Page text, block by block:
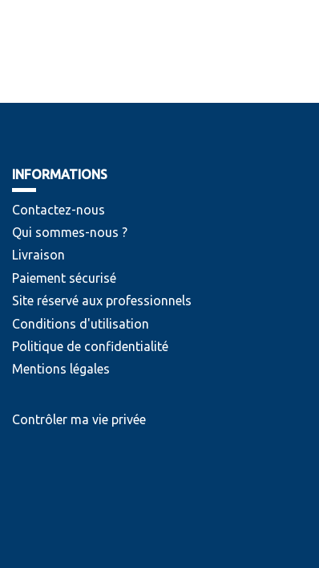
INFORMATIONS
Contactez-nous
Qui sommes-nous ?
Livraison
Paiement sécurisé
Site réservé aux professionnels
Conditions d'utilisation
Politique de confidentialité
Mentions légales
Contrôler ma vie privée